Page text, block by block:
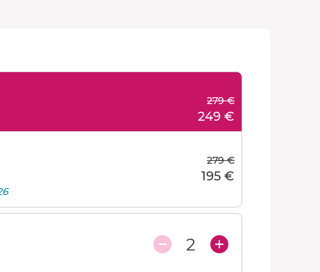
279 €
249 €
279 €
195 €
2